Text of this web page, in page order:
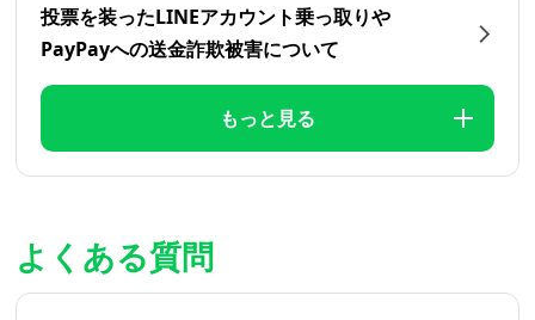
投票を装ったLINEアカウント乗っ取りや
PayPayへの送金詐欺被害について
もっと見る
よくある質問